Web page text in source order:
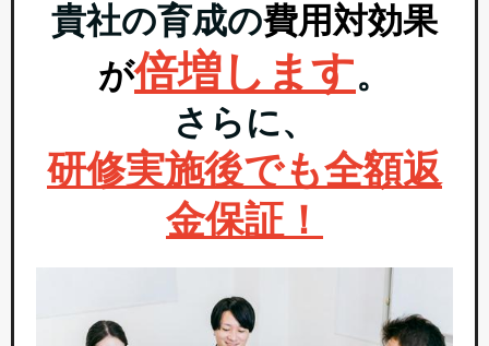
貴社の育成の費用対効果
が倍増します。
さらに、
研修実施後でも全額返
金保証！